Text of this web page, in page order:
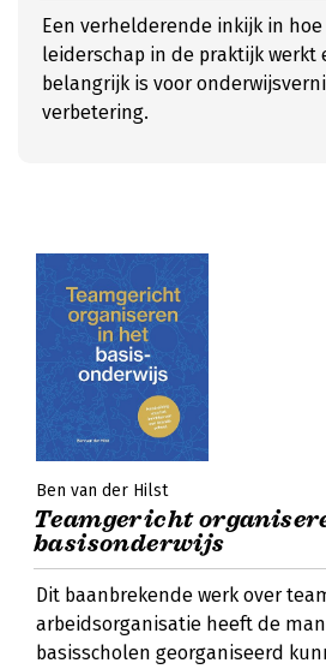
Een verhelderende inkijk in hoe
leiderschap in de praktijk werkt
belangrijk is voor
verbetering.
Ben van der Hilst
Teamgericht
basisonderwijs
Dit baanbrekende werk over
arbeidsorganisatie heeft de
basisscholen georganiseerd